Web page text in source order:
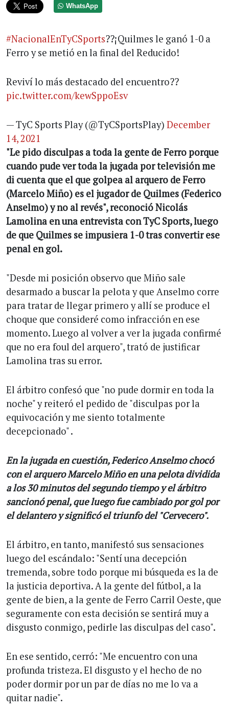
WhatsApp
#NacionalEnTyCSports??¡Quilmes le ganó 1-0 a
Ferro y se metió en la final del Reducido!
Reviví lo más destacado del encuentro??
pic.twitter.com/kewSppoEsv
— TyC Sports Play (@TyCSportsPlay) December
14, 2021
"Le pido disculpas a toda la gente de Ferro porque
cuando pude ver toda la jugada por televisión me
di cuenta que el que golpea al arquero de Ferro
(Marcelo Miño) es el jugador de Quilmes (Federico
Anselmo) y no al revés", reconoció Nicolás
Lamolina en una entrevista con TyC Sports, luego
de que Quilmes se impusiera 1-0 tras convertir ese
penal en gol.
"Desde mi posición observo que Miño sale
desarmado a buscar la pelota y que Anselmo corre
para tratar de llegar primero y allí se produce el
choque que consideré como infracción en ese
momento. Luego al volver a ver la jugada confirmé
que no era foul del arquero", trató de justificar
Lamolina tras su error.
El árbitro confesó que "no pude dormir en toda la
noche" y reiteró el pedido de "disculpas por la
equivocación y me siento totalmente
decepcionado" .
En la jugada en cuestión, Federico Anselmo chocó
con el arquero Marcelo Miño en una pelota dividida
a los 30 minutos del segundo tiempo y el árbitro
sancionó penal, que luego fue cambiado por gol por
el delantero y significó el triunfo del "Cervecero".
El árbitro, en tanto, manifestó sus sensaciones
luego del escándalo: "Sentí una decepción
tremenda, sobre todo porque mi búsqueda es la de
la justicia deportiva. A la gente del fútbol, a la
gente de bien, a la gente de Ferro Carril Oeste, que
seguramente con esta decisión se sentirá muy a
disgusto conmigo, pedirle las disculpas del caso".
En ese sentido, cerró: "Me encuentro con una
profunda tristeza. El disgusto y el hecho de no
poder dormir por un par de días no me lo va a
quitar nadie".